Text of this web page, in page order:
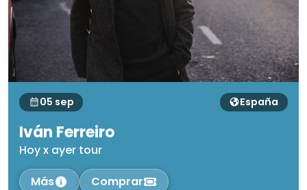
05 sep España
Iván Ferreiro
Hoy x ayer tour
Más
Comprar